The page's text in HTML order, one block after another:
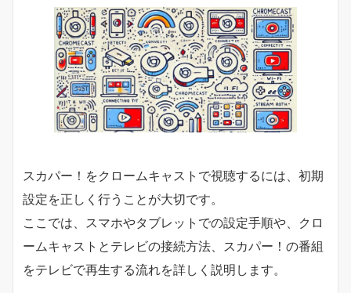
スカパー！をクロームキャストで視聴するには、初期
設定を正しく行うことが大切です。
ここでは、スマホやタブレットでの設定手順や、クロ
ームキャストとテレビの接続方法、スカパー！の番組
をテレビで再生する流れを詳しく説明します。